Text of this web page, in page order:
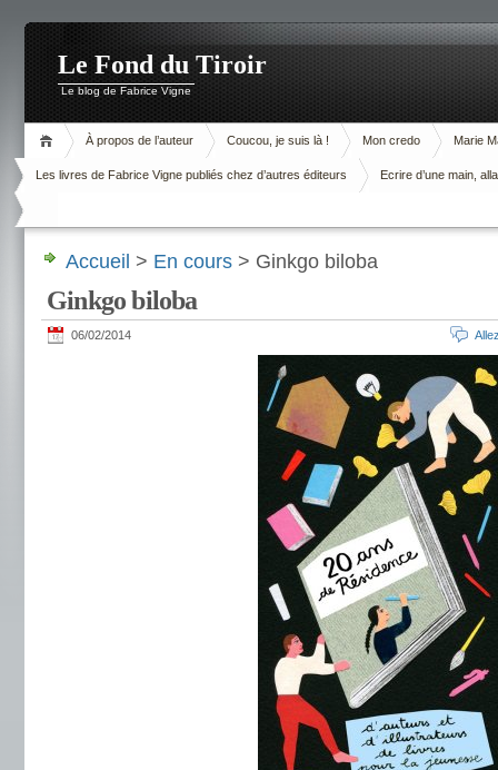
Le Fond du Tiroir
Le blog de Fabrice Vigne
À propos de l’auteur Coucou, je suis là ! Mon credo Marie
Les livres de Fabrice Vigne publiés chez d’autres éditeurs Ecrire d’une main,
Accueil > En cours > Ginkgo biloba
Ginkgo biloba
06/02/2014